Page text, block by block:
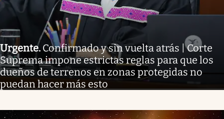
Urgente. Confirmado y sin vuelta atrás | Corte
Suprema impone estrictas reglas para que los
dueños de terrenos en zonas protegidas no
puedan hacer más esto